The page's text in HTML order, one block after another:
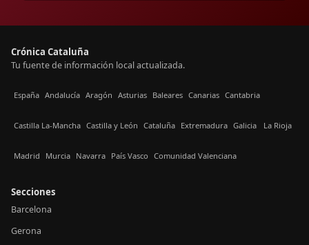
Crónica Cataluña
Tu fuente de información local actualizada.
España Andalucía Aragón Asturias Baleares Canarias Cantabria
Castilla La-Mancha Castilla y León Cataluña Extremadura Galicia La Rioja
Madrid Murcia Navarra País Vasco Comunidad Valenciana
Secciones
Barcelona
Gerona